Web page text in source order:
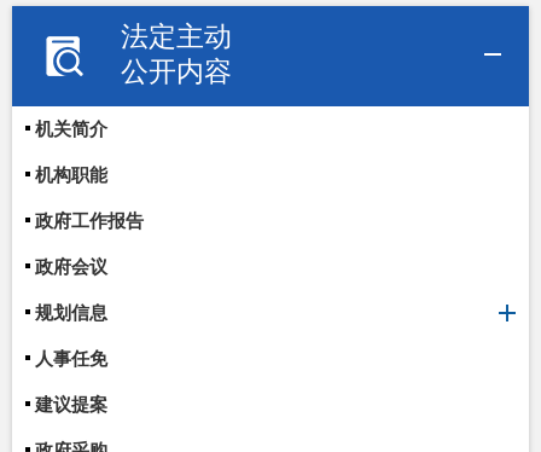
法定主动
公开内容
机关简介
机构职能
政府工作报告
政府会议
规划信息
人事任免
建议提案